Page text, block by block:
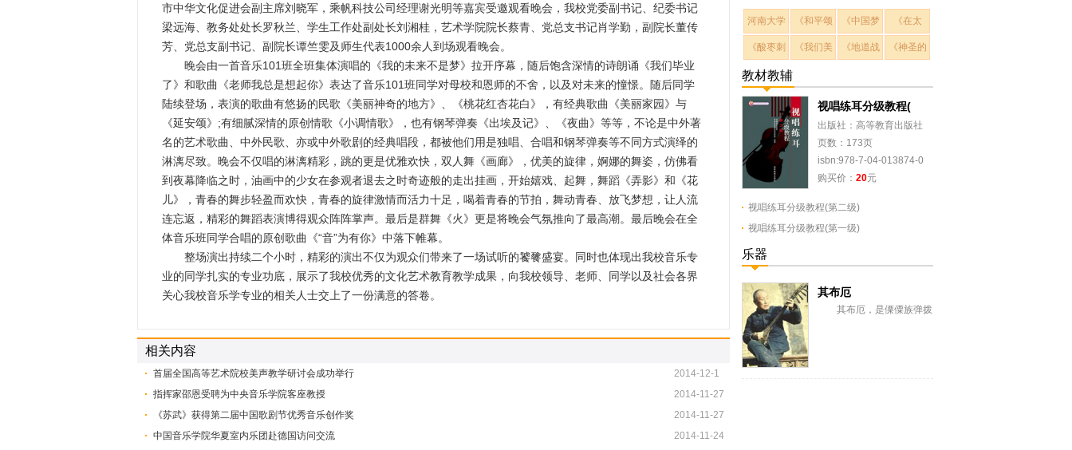
市中华文化促进会副主席刘晓军，乘帆科技公司经理谢光明等嘉宾受邀观看晚会，我校党委副书记、纪委书记
梁远海、教务处处长罗秋兰、学生工作处副处长刘湘桂，艺术学院院长蔡青、党总支书记肖学勤，副院长董传
芳、党总支副书记、副院长谭竺雯及师生代表1000余人到场观看晚会。
晚会由一首音乐101班全班集体演唱的《我的未来不是梦》拉开序幕，随后饱含深情的诗朗诵《我们毕业
了》和歌曲《老师我总是想起你》表达了音乐101班同学对母校和恩师的不舍，以及对未来的憧憬。随后同学
陆续登场，表演的歌曲有悠扬的民歌《美丽神奇的地方》、《桃花红杏花白》，有经典歌曲《美丽家园》与
《延安颂》;有细腻深情的原创情歌《小调情歌》，也有钢琴弹奏《出埃及记》、《夜曲》等等，不论是中外著
名的艺术歌曲、中外民歌、亦或中外歌剧的经典唱段，都被他们用是独唱、合唱和钢琴弹奏等不同方式演绎的
淋漓尽致。晚会不仅唱的淋漓精彩，跳的更是优雅欢快，双人舞《画廊》，优美的旋律，婀娜的舞姿，仿佛看
到夜幕降临之时，油画中的少女在参观者退去之时奇迹般的走出挂画，开始嬉戏、起舞，舞蹈《弄影》和《花
儿》，青春的舞步轻盈而欢快，青春的旋律激情而活力十足，喝着青春的节拍，舞动青春、放飞梦想，让人流
连忘返，精彩的舞蹈表演博得观众阵阵掌声。最后是群舞《火》更是将晚会气氛推向了最高潮。最后晚会在全
体音乐班同学合唱的原创歌曲《“音”为有你》中落下帷幕。
整场演出持续二个小时，精彩的演出不仅为观众们带来了一场试听的饕餮盛宴。同时也体现出我校音乐专
业的同学扎实的专业功底，展示了我校优秀的文化艺术教育教学成果，向我校领导、老师、同学以及社会各界
关心我校音乐学专业的相关人士交上了一份满意的答卷。
相关内容
首届全国高等艺术院校美声教学研讨会成功举行
2014-12-1
指挥家邵恩受聘为中央音乐学院客座教授
2014-11-27
《苏武》获得第二届中国歌剧节优秀音乐创作奖
2014-11-27
中国音乐学院华夏室内乐团赴德国访问交流
2014-11-24
河南大学 《和平颂 《中国梦 《在太
《酸枣刺 《我们美 《地道战 《神圣的
教材教辅
视唱练耳分级教程(
出版社：高等教育出版社
页数：173页
isbn:978-7-04-013874-0
购买价： 20元
视唱练耳分级教程(第二级)
视唱练耳分级教程(第一级)
乐器
其布厄
其布厄，是傈僳族弹拨